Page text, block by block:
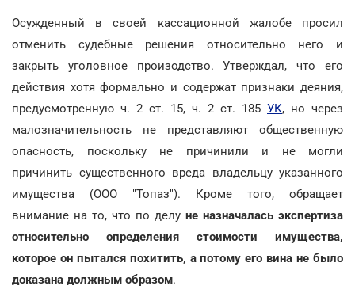
Осужденный в своей кассационной жалобе просил
отменить судебные решения относительно него и
закрыть уголовное произодство. Утверждал, что его
действия хотя формально и содержат признаки деяния,
предусмотренную ч. 2 ст. 15, ч. 2 ст. 185 УК, но через
малозначительность не представляют общественную
опасность, поскольку не причинили и не могли
причинить существенного вреда владельцу указанного
имущества (ООО "Топаз"). Кроме того, обращает
внимание на то, что по делу не назначалась экспертиза
относительно определения стоимости имущества,
которое он пытался похитить, а потому его вина не было
доказана должным образом.